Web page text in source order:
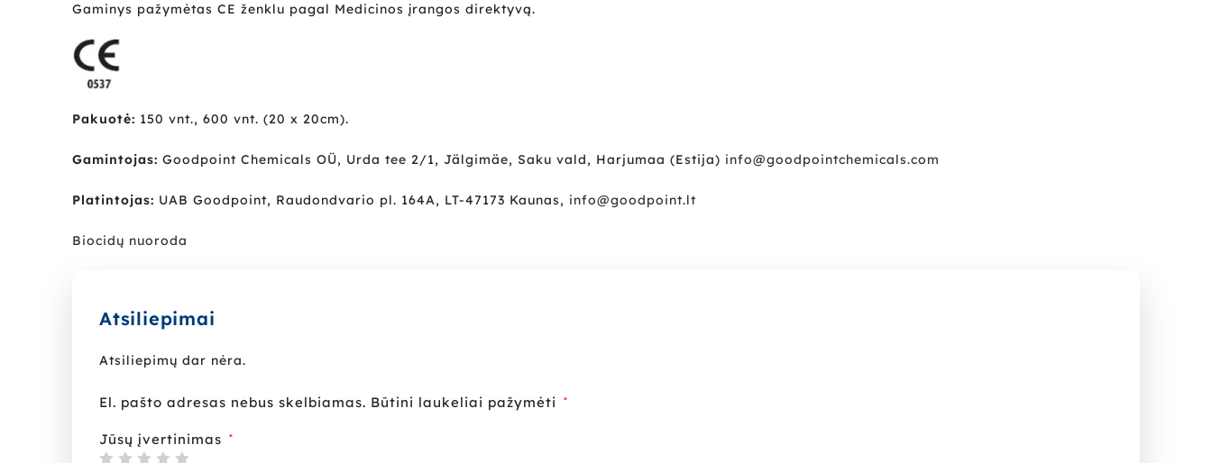
Gaminys pažymėtas CE ženklu pagal Medicinos įrangos direktyvą.
Pakuotė: 150 vnt., 600 vnt. (20 x 20cm).
Gamintojas: Goodpoint Chemicals OÜ, Urda tee 2/1, Jälgimäe, Saku vald, Harjumaa (Estija) info@goodpointchemicals.com
Platintojas: UAB Goodpoint, Raudondvario pl. 164A, LT-47173 Kaunas, info@goodpoint.lt
Biocidų nuoroda
Atsiliepimai
Atsiliepimų dar nėra.
El. pašto adresas nebus skelbiamas. Būtini laukeliai pažymėti *
Jūsų įvertinimas *